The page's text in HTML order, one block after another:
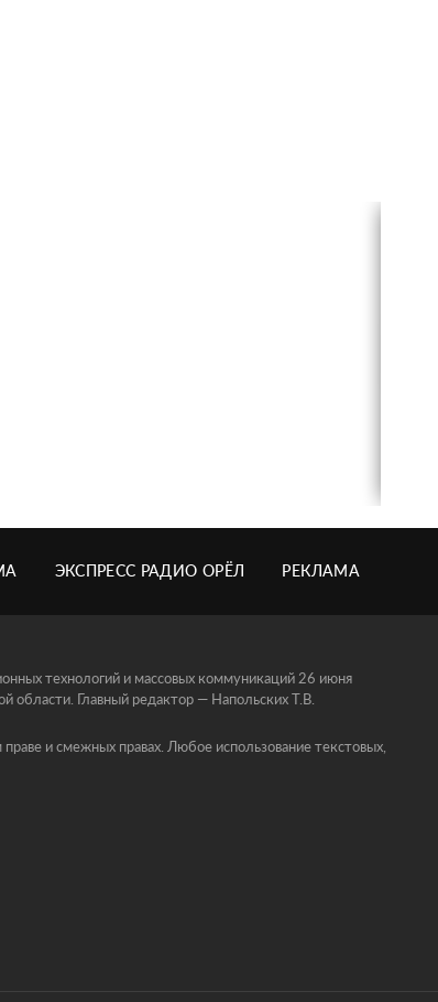
ЭКСПРЕСС РАДИО ОРЁЛ РЕКЛАМА
технологий и массовых коммуникаций 26 июня
Главный редактор — Напольских Т.В.
и смежных правах. Любое использование текстовых,